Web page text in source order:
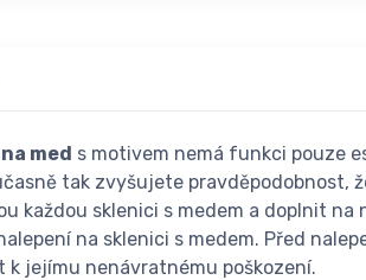
med s motivem nemá funkci pouze
tak zvyšujete pravděpodobnost,
každou sklenici s medem a doplnit na
na sklenici s medem. Před
jejímu nenávratnému poškození.